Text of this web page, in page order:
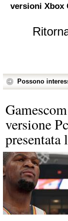
versioni Xbox
Possono
versione
presentata